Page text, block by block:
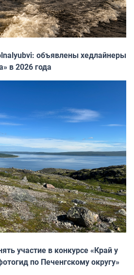
объявлены хедлайнеры
в 2026 года
участие в конкурсе «Край у
по Печенгскому округу»